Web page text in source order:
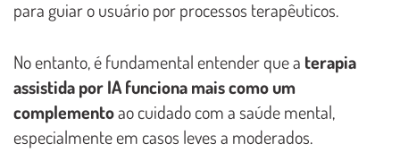
para guiar o usuário por processos terapêuticos.
No entanto, é fundamental entender que a terapia
assistida por IA funciona mais como um
complementoao cuidado com a saúde mental,
especialmente em casos leves a moderados.